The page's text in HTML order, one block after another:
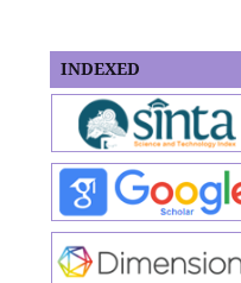
INDEXED